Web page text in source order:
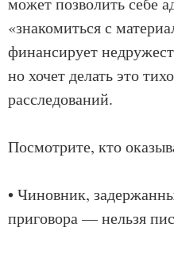
«знакомиться с
финансирует
но хочет делать это
расследований.
Посмотрите, кто
• Чиновник,
приговора — нельзя